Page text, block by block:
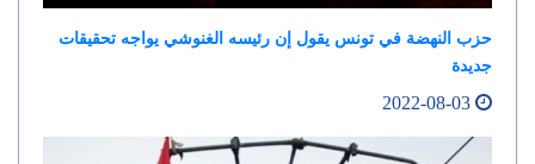
حزب النهضة في تونس يقول إن رئيسه الغنوشي يواجه تحقيقات
جديدة